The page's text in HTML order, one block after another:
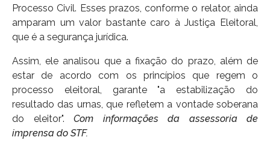
Processo Civil. Esses prazos, conforme o relator, ainda
amparam um valor bastante caro à Justiça Eleitoral,
que é a segurança jurídica.
Assim, ele analisou que a fixação do prazo, além de
estar de acordo com os princípios que regem o
processo eleitoral, garante "a estabilização do
resultado das urnas, que refletem a vontade soberana
do eleitor". Com informações da assessoria de
imprensa do STF.